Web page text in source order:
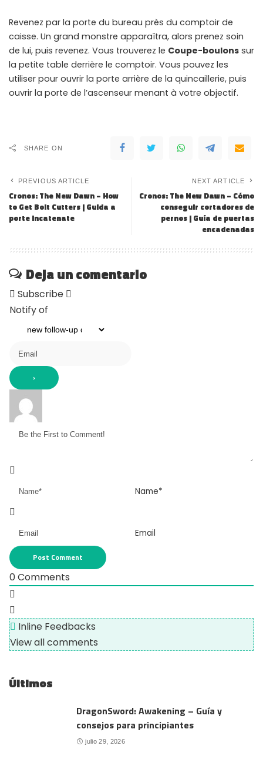
Revenez par la porte du bureau près du comptoir de
caisse. Un grand monstre apparaîtra, alors prenez soin
de lui, puis revenez. Vous trouverez le Coupe-boulons sur
la petite table derrière le comptoir. Vous pouvez les
utiliser pour ouvrir la porte arrière de la quincaillerie, puis
ouvrir la porte de l’ascenseur menant à votre objectif.
SHARE ON
PREVIOUS ARTICLE
Cronos: The New Dawn – How
to Get Bolt Cutters | Guida a
porte incatenate
NEXT ARTICLE
Cronos: The New Dawn – Cómo
conseguir cortadores de
pernos | Guía de puertas
encadenadas
Deja un comentario
Subscribe
Notify of
Name*
Email
0Comments
Inline Feedbacks
View all comments
Últimos
DragonSword: Awakening – Guía y
consejos para principiantes
julio 29, 2026